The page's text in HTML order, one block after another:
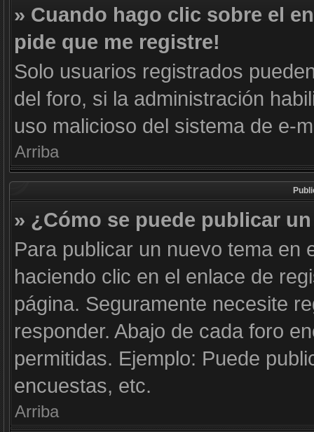
» Cuando hago clic sobre el
pide que me registre!
Solo usuarios registrados
del foro, si la administración
uso malicioso del sistema de e-
Arriba
» ¿Cómo se puede publicar
Para publicar un nuevo tema en
haciendo clic en el enlace de
página. Seguramente necesite
responder. Abajo de cada foro
permitidas. Ejemplo: Puede
encuestas, etc.
Arriba